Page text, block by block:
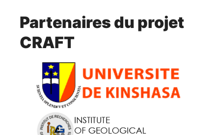
Partenaires du projet
CRAFT